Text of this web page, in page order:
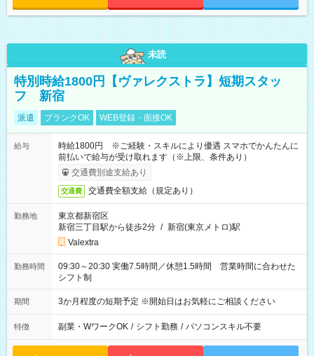
未読
特別時給1800円【ヴァレクストラ】短期スタッ
フ 新宿
派遣 ブランクOK WEB登録・面接OK
給与
時給1800円 ※ご経験・スキルにより優遇 スマホでかんたんに
前払いで給与が受け取れます（※上限、条件あり）
交通費別途支給あり
交通費 交通費全額支給（規定あり）
勤務地
東京都新宿区
新宿三丁目駅から徒歩2分 / 新宿(東京メトロ)駅
Valextra
勤務時間
09:30～20:30 実働7.5時間／休憩1.5時間 営業時間に合わせた
シフト制
期間 3か月程度の短期予定 ※開始日はお気軽にご相談ください
特徴 副業・WワークOK / シフト勤務 / パソコンスキル不要